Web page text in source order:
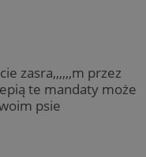
zasra,,,,,,m przez
te mandaty może
psie